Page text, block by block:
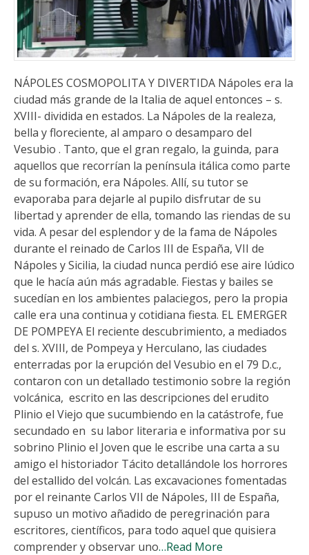
NÁPOLES COSMOPOLITA Y DIVERTIDA Nápoles era la
ciudad más grande de la Italia de aquel entonces – s.
XVIII- dividida en estados. La Nápoles de la realeza,
bella y floreciente, al amparo o desamparo del
Vesubio . Tanto, que el gran regalo, la guinda, para
aquellos que recorrían la península itálica como parte
de su formación, era Nápoles. Allí, su tutor se
evaporaba para dejarle al pupilo disfrutar de su
libertad y aprender de ella, tomando las riendas de su
vida. A pesar del esplendor y de la fama de Nápoles
durante el reinado de Carlos III de España, VII de
Nápoles y Sicilia, la ciudad nunca perdió ese aire lúdico
que le hacía aún más agradable. Fiestas y bailes se
sucedían en los ambientes palaciegos, pero la propia
calle era una continua y cotidiana fiesta. EL EMERGER
DE POMPEYA El reciente descubrimiento, a mediados
del s. XVIII, de Pompeya y Herculano, las ciudades
enterradas por la erupción del Vesubio en el 79 D.c.,
contaron con un detallado testimonio sobre la región
volcánica, escrito en las descripciones del erudito
Plinio el Viejo que sucumbiendo en la catástrofe, fue
secundado en su labor literaria e informativa por su
sobrino Plinio el Joven que le escribe una carta a su
amigo el historiador Tácito detallándole los horrores
del estallido del volcán. Las excavaciones fomentadas
por el reinante Carlos VII de Nápoles, III de España,
supuso un motivo añadido de peregrinación para
escritores, científicos, para todo aquel que quisiera
comprender y observar uno…Read More